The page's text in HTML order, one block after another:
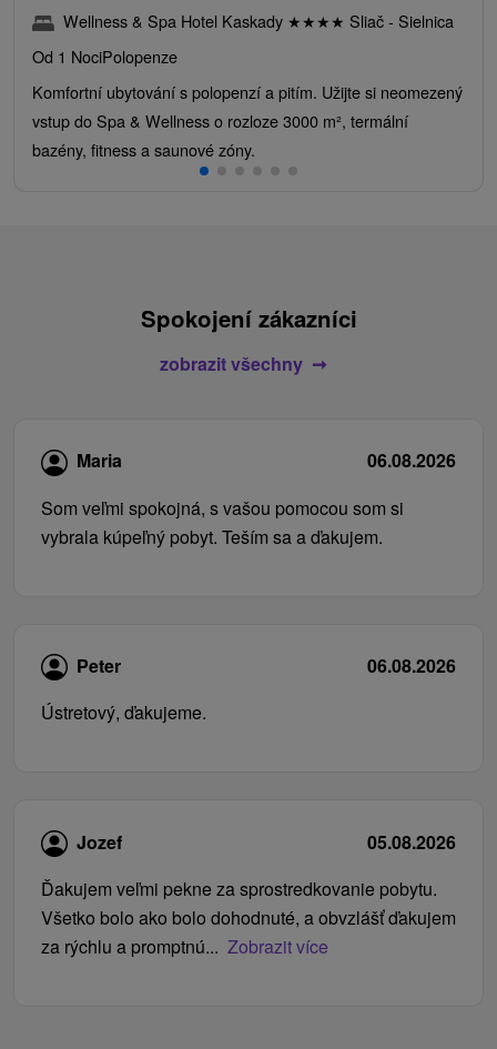
Wellness & Spa Hotel Kaskady ★★★★ Sliač - Sielnica
Od 1 NociPolopenze
Komfortní ubytování s polopenzí a pitím. Užijte si neomezený
vstup do Spa & Wellness o rozloze 3000 m², termální
bazény, fitness a saunové zóny.
Spokojení zákazníci
zobrazit všechny
Maria
06.08.2026
Som veľmi spokojná, s vašou pomocou som si
vybrala kúpeľný pobyt. Teším sa a ďakujem.
Peter
06.08.2026
Ústretový, ďakujeme.
Jozef
05.08.2026
Ďakujem veľmi pekne za sprostredkovanie pobytu.
Všetko bolo ako bolo dohodnuté, a obvzlášť ďakujem
za rýchlu a promptnú... Zobrazit více